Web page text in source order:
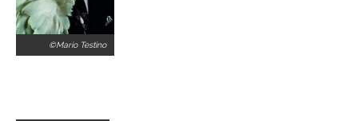
©Mario Testino